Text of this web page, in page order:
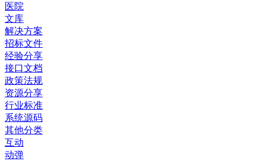
医院
文库
解决方案
招标文件
经验分享
接口文档
政策法规
资源分享
行业标准
系统源码
其他分类
互动
动弹